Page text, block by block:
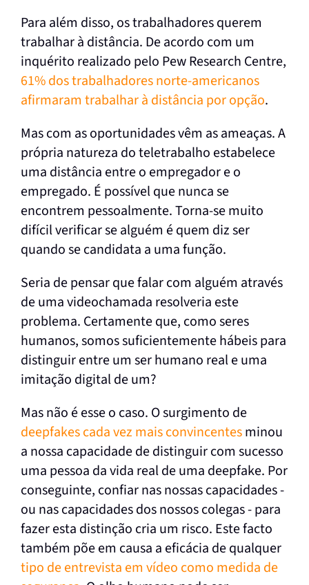
Para além disso, os trabalhadores querem
trabalhar à distância. De acordo com um
inquérito realizado pelo Pew Research Centre,
61% dos trabalhadores norte-americanos
afirmaram trabalhar à distância por opção.
Mas com as oportunidades vêm as ameaças. A
própria natureza do teletrabalho estabelece
uma distância entre o empregador e o
empregado. É possível que nunca se
encontrem pessoalmente. Torna-se muito
difícil verificar se alguém é quem diz ser
quando se candidata a uma função.
Seria de pensar que falar com alguém através
de uma videochamada resolveria este
problema. Certamente que, como seres
humanos, somos suficientemente hábeis para
distinguir entre um ser humano real e uma
imitação digital de um?
Mas não é esse o caso. O surgimento de
deepfakes cada vez mais convincentesminou
a nossa capacidade de distinguir com sucesso
uma pessoa da vida real de uma deepfake. Por
conseguinte, confiar nas nossas capacidades -
ou nas capacidades dos nossos colegas - para
fazer esta distinção cria um risco. Este facto
também põe em causa a eficácia de qualquer
tipo de entrevista em vídeo como medida de